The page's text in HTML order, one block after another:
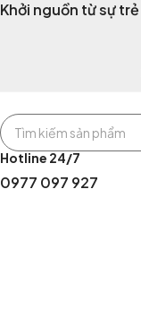
Khởi nguồn từ sự
Hotline 24/7
0977 097 927